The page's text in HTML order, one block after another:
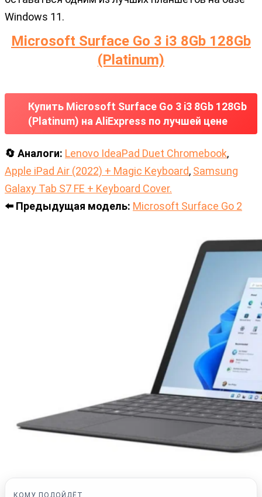
Windows 11.
Microsoft Surface Go 3 i3 8Gb 128Gb
(Platinum)
Купить Microsoft Surface Go 3 i3 8Gb 128Gb
(Platinum) на AliExpress по лучшей цене
🔄 Аналоги: Lenovo IdeaPad Duet Chromebook,
Apple iPad Air (2022) + Magic Keyboard, Samsung
Galaxy Tab S7 FE + Keyboard Cover.
⬅️ Предыдущая модель: Microsoft Surface Go 2
КОМУ ПОДОЙДЁТ